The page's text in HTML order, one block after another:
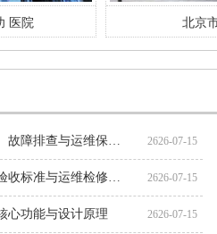
医院 北京
地铁抗风压防火门安装标准、故障排查与运维保养方案 2626-07-15
铁路隧道防护门施工安装、验收标准与运维检修规范 2626-07-15
心功能与设计原理 2626-07-15